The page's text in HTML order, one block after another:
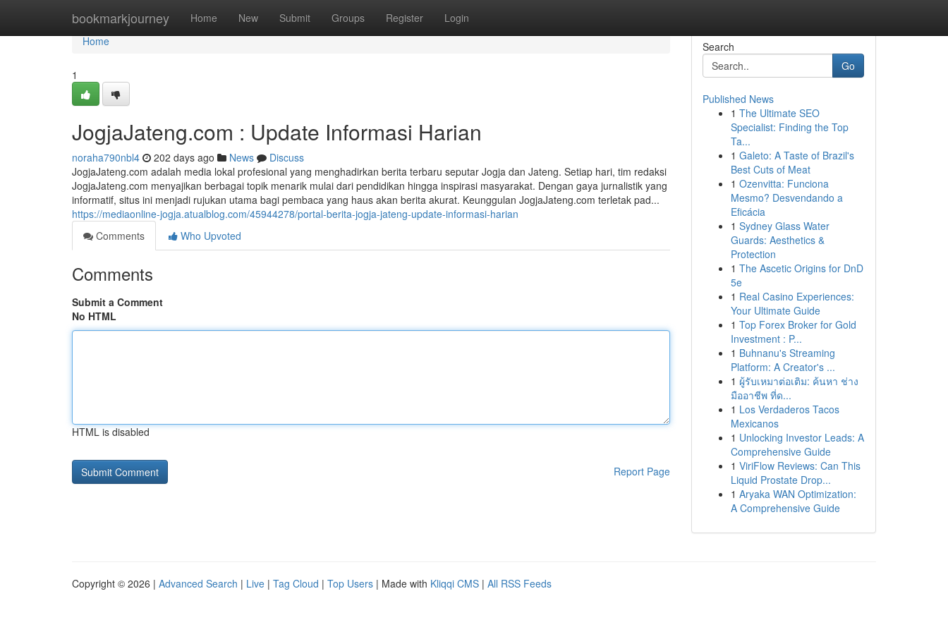
bookmarkjourney Home New Submit Groups Register Login
Home
Home
1
JogjaJateng.com : Update Informasi Harian
noraha790nbl4 202 days ago News
Discuss
JogjaJateng.com adalah media lokal profesional yang menghadirkan berita terbaru seputar Jogja dan Jateng. Setiap hari, tim redaksi
JogjaJateng.com menyajikan berbagai topik menarik mulai dari pendidikan hingga inspirasi masyarakat. Dengan gaya jurnalistik yang
informatif, situs ini menjadi rujukan utama bagi pembaca yang haus akan berita akurat. Keunggulan JogjaJateng.com terletak pad...
https://mediaonline-jogja.atualblog.com/45944278/portal-berita-jogja-jateng-update-informasi-harian
Comments
Who Upvoted
Comments
Submit a Comment
No HTML
HTML is disabled
Report Page
Search
Go
Published News
1 The Ultimate SEO
Specialist: Finding the Top
Ta...
1 Galeto: A Taste of Brazil's
Best Cuts of Meat
1 Ozenvitta: Funciona
Mesmo? Desvendando a
Eficácia
1 Sydney Glass Water
Guards: Aesthetics &
Protection
1 The Ascetic Origins for DnD
5e
1 Real Casino Experiences:
Your Ultimate Guide
1 Top Forex Broker for Gold
Investment : P...
1 Buhnanu's Streaming
Platform: A Creator's ...
1 ผู้รับเหมาต่อเติม: ค้นหา ช่าง
มืออาชีพ ที่ด...
1 Los Verdaderos Tacos
Mexicanos
1 Unlocking Investor Leads: A
Comprehensive Guide
1 ViriFlow Reviews: Can This
Liquid Prostate Drop...
1 Aryaka WAN Optimization:
A Comprehensive Guide
Copyright © 2026 | Advanced Search | Live | Tag Cloud | Top Users | Made with Kliqqi CMS | All RSS Feeds